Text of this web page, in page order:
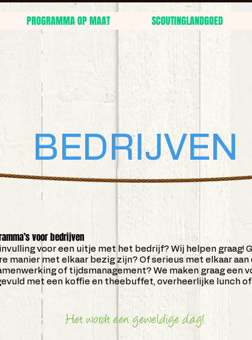
PROGRAMMA OP MAAT SCOUTINGLANDGOED
BEDRIJVEN
voor bedrijven
voor een uitje met het bedrijf? Wij helpen graag!
manier met elkaar bezig zijn? Of serieus met elkaar
of tijdsmanagement? We maken graag een
met een koffie en theebuffet, overheerlijke lunch
Het wordt een geweldige dag!